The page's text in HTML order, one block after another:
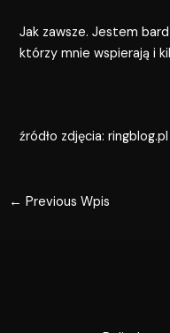
Jak zawsze. Jestem
którzy mnie wspierają i
źródło zdjęcia: ringblog.pl
← Previous Wpis